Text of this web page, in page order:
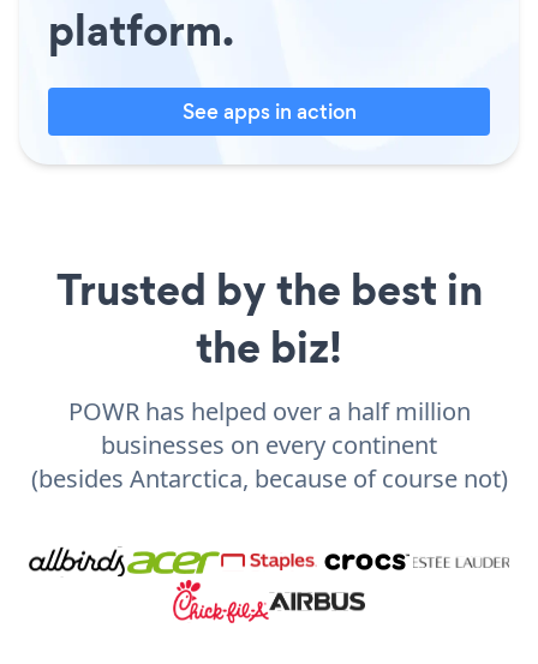
platform.
See apps in action
Trusted by the best in
the biz!
POWR has helped over a half million
businesses on every continent
(besides Antarctica, because of course not)